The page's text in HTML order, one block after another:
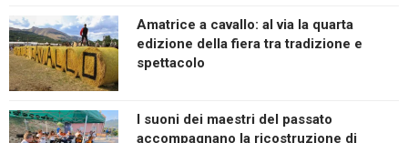
Amatrice a cavallo: al via la quarta
edizione della fiera tra tradizione e
spettacolo
I suoni dei maestri del passato
accompagnano la ricostruzione di